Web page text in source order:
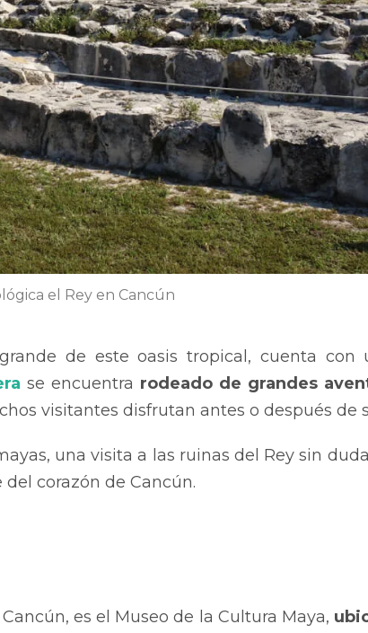
el Rey en Cancún
de este oasis tropical, cuenta con
se encuentra rodeado de grandes
visitantes disfrutan antes o después de
una visita a las ruinas del Rey sin duda
corazón de Cancún.
es el Museo de la Cultura Maya,